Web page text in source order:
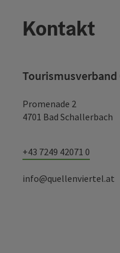
Kontakt
Promenade 2
4701 Bad Schallerbach
+43 7249 42071 0
info@quellenviertel.at